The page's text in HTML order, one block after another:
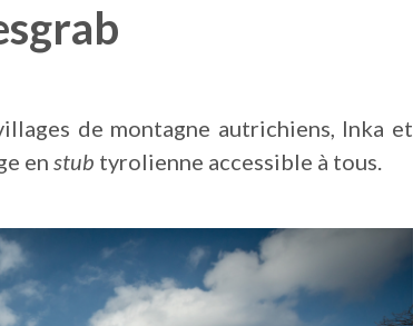
de montagne autrichiens, Inka et
en stub tyrolienne accessible à tous.